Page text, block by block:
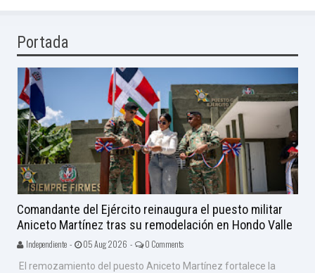
Portada
Comandante del Ejército reinaugura el puesto militar
Aniceto Martínez tras su remodelación en Hondo Valle
Independiente - 05 Aug 2026 - 0 Comments
El remozamiento del puesto Aniceto Martínez fortalece la